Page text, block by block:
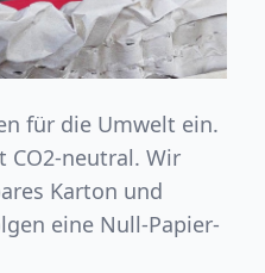
für die Umwelt ein.
CO2-neutral. Wir
Karton und
eine Null-Papier-